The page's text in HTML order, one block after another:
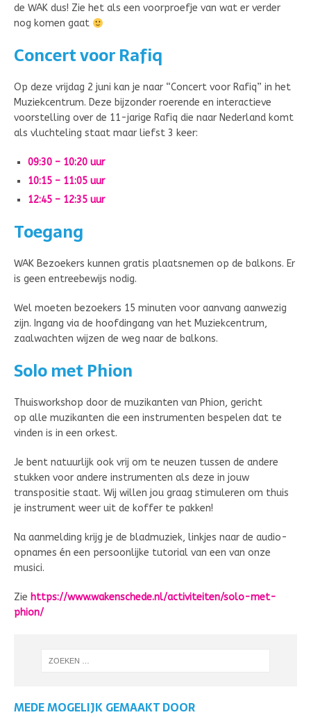
de WAK dus! Zie het als een voorproefje van wat er verder
nog komen gaat
Concert voor Rafiq
Op deze vrijdag 2 juni kan je naar “Concert voor Rafiq” in het
Muziekcentrum. Deze bijzonder roerende en interactieve
voorstelling over de 11-jarige Rafiq die naar Nederland komt
als vluchteling staat maar liefst 3 keer:
09:30 – 10:20 uur
10:15 – 11:05 uur
12:45 – 12:35 uur
Toegang
WAK Bezoekers kunnen gratis plaatsnemen op de balkons. Er
is geen entreebewijs nodig.
Wel moeten bezoekers 15 minuten voor aanvang aanwezig
zijn. Ingang via de hoofdingang van het Muziekcentrum,
zaalwachten wijzen de weg naar de balkons.
Solo met Phion
Thuisworkshop door de muzikanten van Phion, gericht
op alle muzikanten die een instrumenten bespelen dat te
vinden is in een orkest.
Je bent natuurlijk ook vrij om te neuzen tussen de andere
stukken voor andere instrumenten als deze in jouw
transpositie staat. Wij willen jou graag stimuleren om thuis
je instrument weer uit de koffer te pakken!
Na aanmelding krijg je de bladmuziek, linkjes naar de audio-
opnames én een persoonlijke tutorial van een van onze
musici.
Zie https://www.wakenschede.nl/activiteiten/solo-met-
phion/
MEDE MOGELIJK GEMAAKT DOOR